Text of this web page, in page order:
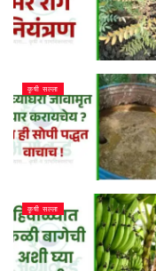
कृषी सल्ला
कृषी सल्ला